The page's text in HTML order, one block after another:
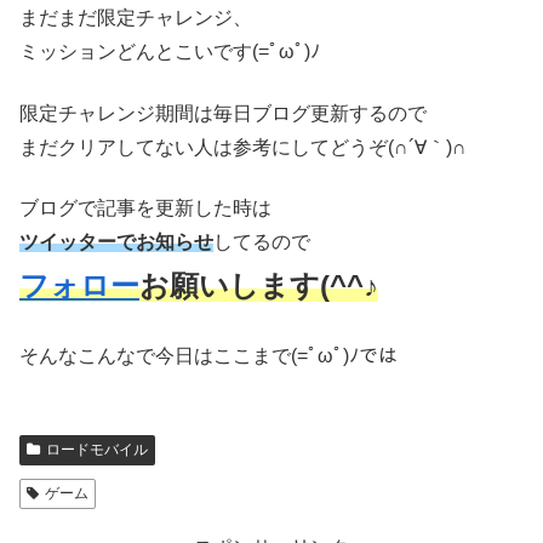
まだまだ限定チャレンジ、
ミッションどんとこいです(=ﾟωﾟ)ﾉ
限定チャレンジ期間は毎日ブログ更新するので
まだクリアしてない人は参考にしてどうぞ(∩´∀｀)∩
ブログで記事を更新した時は
ツイッターでお知らせしてるので
フォローお願いします(^^♪
そんなこんなで今日はここまで(=ﾟωﾟ)ﾉでは
ロードモバイル
ゲーム